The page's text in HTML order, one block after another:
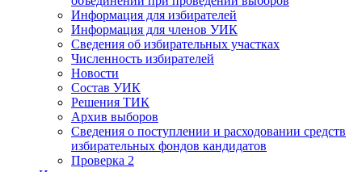
Информация для избирателей
Информация для членов УИК
Сведения об избирательных участках
Численность избирателей
Новости
Состав УИК
Решения ТИК
Архив выборов
Сведения о поступлении и расходовании средств
избирательных фондов кандидатов
Проверка 2